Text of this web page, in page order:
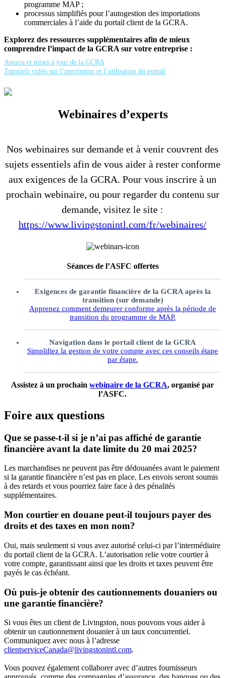
programme MAP ;
processus simplifiés pour l’autogestion des importations
commerciales à l’aide du portail client de la GCRA.
Explorez des ressources supplémentaires afin de mieux
comprendre l’impact de la GCRA sur votre entreprise :
Aperçu et mises à jour de la GCRA
Tutoriels vidéo sur l’inscription et l’utilisation du portail
Webinaires d’experts
Nos webinaires sur demande et à venir couvrent des
sujets essentiels afin de vous aider à rester conforme
aux exigences de la GCRA. Pour vous inscrire à un
prochain webinaire, ou pour regarder du contenu sur
demande, visitez le site :
https://www.livingstonintl.com/fr/webinaires/
Séances de l’ASFC offertes
Exigences de garantie financière de la GCRA après la
transition (sur demande)
Apprenez comment demeurer conforme après la période de
transition du programme de MAP.
Navigation dans le portail client de la GCRA
Simplifiez la gestion de votre compte avec ces conseils étape
par étape.
Assistez à un prochain webinaire de la GCRA, organisé par
l’ASFC.
Foire aux questions
Que se passe-t-il si je n’ai pas affiché de garantie
financière avant la date limite du 20 mai 2025?
Les marchandises ne peuvent pas être dédouanées avant le paiement
si la garantie financière n’est pas en place. Les envois seront soumis
à des retards et vous pourriez faire face à des pénalités
supplémentaires.
Mon courtier en douane peut-il toujours payer des
droits et des taxes en mon nom?
Oui, mais seulement si vous avez autorisé celui-ci par l’intermédiaire
du portail client de la GCRA. L’autorisation relie votre courtier à
votre compte, garantissant ainsi que les droits et taxes peuvent être
payés le cas échéant.
Où puis-je obtenir des cautionnements douaniers ou
une garantie financière?
Si vous êtes un client de Livingston, nous pouvons vous aider à
obtenir un cautionnement douanier à un taux concurrentiel.
Communiquez avec nous à l’adresse
clientserviceCanada@livingstonintl.com.
Vous pouvez également collaborer avec d’autres fournisseurs